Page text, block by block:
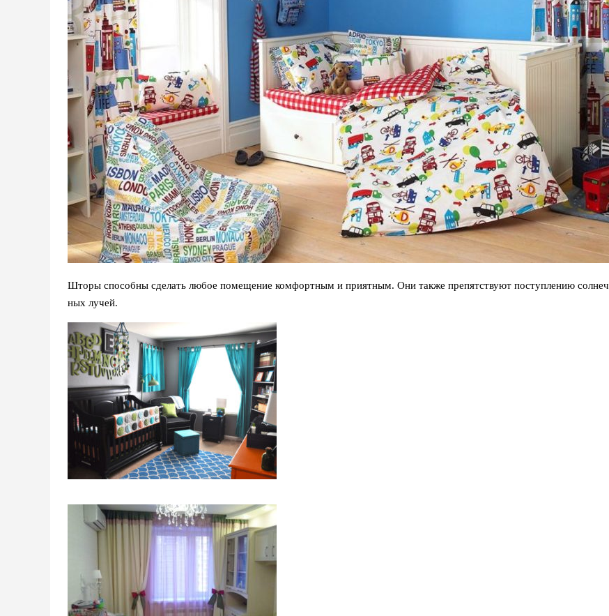
Шторы способны сделать любое помещение комфортным и приятным. Они также препятствуют поступлению солнеч
ных лучей.